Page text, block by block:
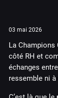
03 mai 2026
La Champions
côté RH et
échanges
ressemble ni